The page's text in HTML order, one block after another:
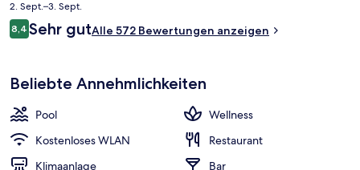
im Boutique-Stil 2 Poolbars, eine Loungebar und eine Snackbar.
Preis
beträgt
195 €.
2. Sept.–3. Sept.
Bewertungen
8,48,4 von 10.
Sehr gutAlle 572 Bewertungen anzeigen
Beliebte Annehmlichkeiten
Pool
Wellness
Kostenloses WLAN
Restaurant
Klimaanlage
Bar